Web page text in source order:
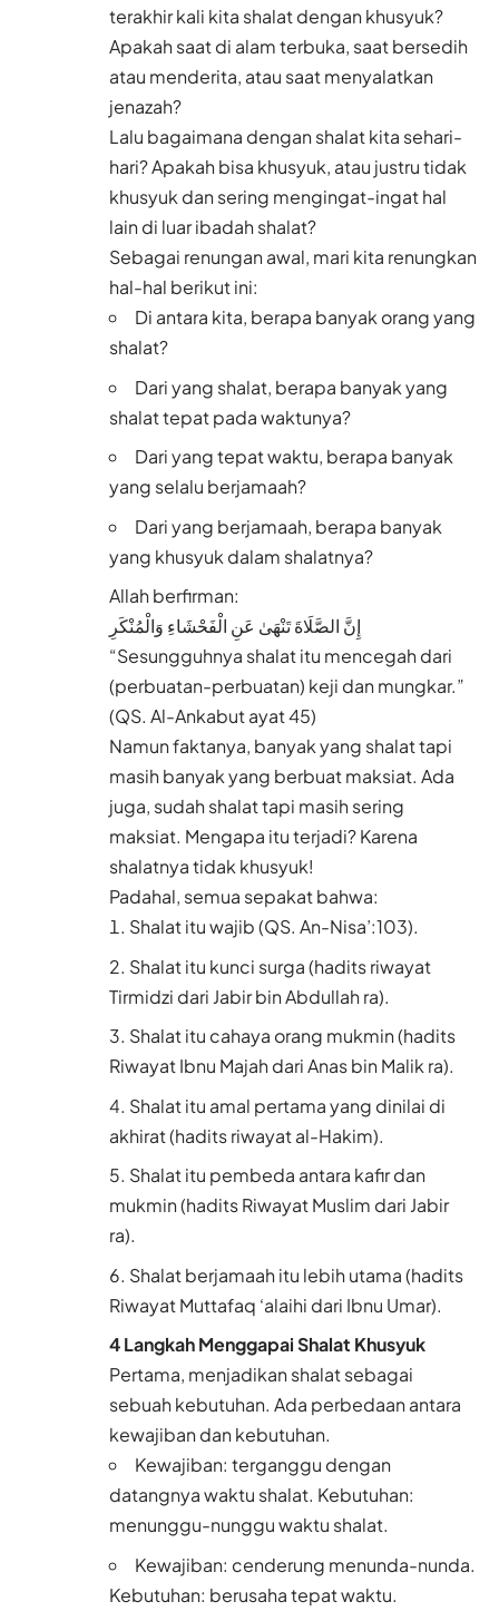
terakhir kali kita shalat dengan khusyuk?
Apakah saat di alam terbuka, saat bersedih
atau menderita, atau saat menyalatkan
jenazah?
Lalu bagaimana dengan shalat kita sehari-
hari? Apakah bisa khusyuk, atau justru tidak
khusyuk dan sering mengingat-ingat hal
lain di luar ibadah shalat?
Sebagai renungan awal, mari kita renungkan
hal-hal berikut ini:
Di antara kita, berapa banyak orang yang
shalat?
Dari yang shalat, berapa banyak yang
shalat tepat pada waktunya?
Dari yang tepat waktu, berapa banyak
yang selalu berjamaah?
Dari yang berjamaah, berapa banyak
yang khusyuk dalam shalatnya?
Allah berfirman:
إِنَّ الصَّلَاةَ تَنْهَىٰ عَنِ الْفَحْشَاءِ وَالْمُنْكَرِ
“Sesungguhnya shalat itu mencegah dari
(perbuatan-perbuatan) keji dan mungkar.”
(QS. Al-Ankabut ayat 45)
Namun faktanya, banyak yang shalat tapi
masih banyak yang berbuat maksiat. Ada
juga, sudah shalat tapi masih sering
maksiat. Mengapa itu terjadi? Karena
shalatnya tidak khusyuk!
Padahal, semua sepakat bahwa:
Shalat itu wajib (QS. An-Nisa’:103).
Shalat itu kunci surga (hadits riwayat
Tirmidzi dari Jabir bin Abdullah ra).
Shalat itu cahaya orang mukmin (hadits
Riwayat Ibnu Majah dari Anas bin Malik ra).
Shalat itu amal pertama yang dinilai di
akhirat (hadits riwayat al-Hakim).
Shalat itu pembeda antara kafir dan
mukmin (hadits Riwayat Muslim dari Jabir
ra).
Shalat berjamaah itu lebih utama (hadits
Riwayat Muttafaq ‘alaihi dari Ibnu Umar).
4 Langkah Menggapai Shalat Khusyuk
Pertama, menjadikan shalat sebagai
sebuah kebutuhan. Ada perbedaan antara
kewajiban dan kebutuhan.
Kewajiban: terganggu dengan
datangnya waktu shalat. Kebutuhan:
menunggu-nunggu waktu shalat.
Kewajiban: cenderung menunda-nunda.
Kebutuhan: berusaha tepat waktu.